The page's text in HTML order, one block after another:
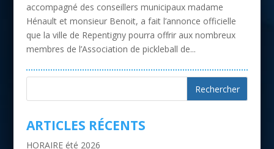
accompagné des conseillers municipaux madame
Hénault et monsieur Benoit, a fait l’annonce officielle
que la ville de Repentigny pourra offrir aux nombreux
membres de l’Association de pickleball de...
ARTICLES RÉCENTS
HORAIRE été 2026